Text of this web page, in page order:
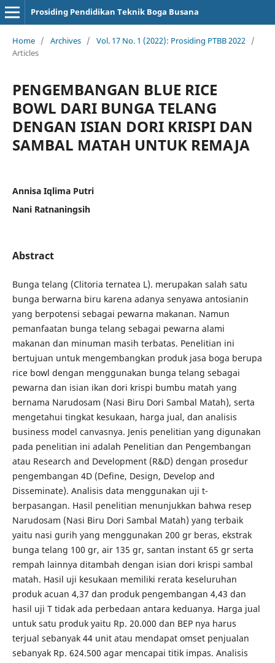
Prosiding Pendidikan Teknik Boga Busana
Home / Archives / Vol. 17 No. 1 (2022): Prosiding PTBB 2022 /
Articles
PENGEMBANGAN BLUE RICE
BOWL DARI BUNGA TELANG
DENGAN ISIAN DORI KRISPI DAN
SAMBAL MATAH UNTUK REMAJA
Annisa Iqlima Putri
Nani Ratnaningsih
Abstract
Bunga telang (Clitoria ternatea L). merupakan salah satu
bunga berwarna biru karena adanya senyawa antosianin
yang berpotensi sebagai pewarna makanan. Namun
pemanfaatan bunga telang sebagai pewarna alami
makanan dan minuman masih terbatas. Penelitian ini
bertujuan untuk mengembangkan produk jasa boga berupa
rice bowl dengan menggunakan bunga telang sebagai
pewarna dan isian ikan dori krispi bumbu matah yang
bernama Narudosam (Nasi Biru Dori Sambal Matah), serta
mengetahui tingkat kesukaan, harga jual, dan analisis
business model canvasnya. Jenis penelitian yang digunakan
pada penelitian ini adalah Penelitian dan Pengembangan
atau Research and Development (R&D) dengan prosedur
pengembangan 4D (Define, Design, Develop and
Disseminate). Analisis data menggunakan uji t-
berpasangan. Hasil penelitian menunjukkan bahwa resep
Narudosam (Nasi Biru Dori Sambal Matah) yang terbaik
yaitu nasi gurih yang menggunakan 200 gr beras, ekstrak
bunga telang 100 gr, air 135 gr, santan instant 65 gr serta
rempah lainnya ditambah dengan isian dori krispi sambal
matah. Hasil uji kesukaan memiliki rerata keseluruhan
produk acuan 4,37 dan produk pengembangan 4,43 dan
hasil uji T tidak ada perbedaan antara keduanya. Harga jual
untuk satu produk yaitu Rp. 20.000 dan BEP nya harus
terjual sebanyak 44 unit atau mendapat omset penjualan
sebanyak Rp. 624.500 agar mencapai titik impas. Analisis